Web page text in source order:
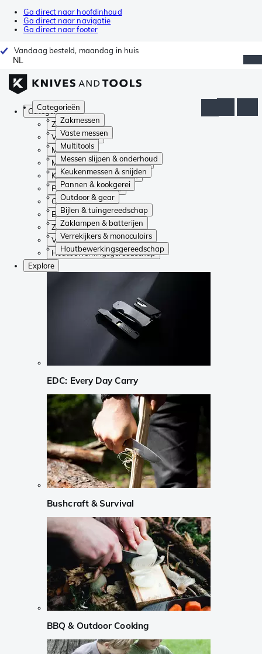
Ga direct naar hoofdinhoud
Ga direct naar navigatie
Ga direct naar footer
Vandaag besteld, maandag in huis
NL
Categorieën
Zakmessen
Vaste messen
Multitools
Messen slijpen & onderhoud
Keukenmessen & snijden
Pannen & kookgerei
Outdoor & gear
Bijlen & tuingereedschap
Zaklampen & batterijen
Verrekijkers & monoculairs
Houtbewerkingsgereedschap
Categorieën
Zakmessen
Vaste messen
Multitools
Messen slijpen & onderhoud
Keukenmessen & snijden
Pannen & kookgerei
Outdoor & gear
Bijlen & tuingereedschap
Zaklampen & batterijen
Verrekijkers & monoculairs
Houtbewerkingsgereedschap
Explore
EDC: Every Day Carry
Bushcraft & Survival
BBQ & Outdoor Cooking